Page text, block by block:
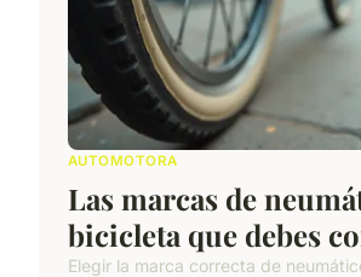
AUTOMOTORA
Las marcas de
bicicleta que debes
Elegir la marca correcta de